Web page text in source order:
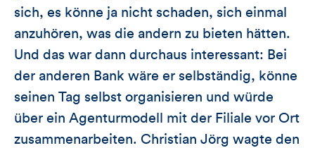
sich, es könne ja nicht schaden, sich einmal
anzuhören, was die andern zu bieten hätten.
Und das war dann durchaus interessant: Bei
der anderen Bank wäre er selbständig, könne
seinen Tag selbst organisieren und würde
über ein Agenturmodell mit der Filiale vor Ort
zusammenarbeiten. Christian Jörg wagte den